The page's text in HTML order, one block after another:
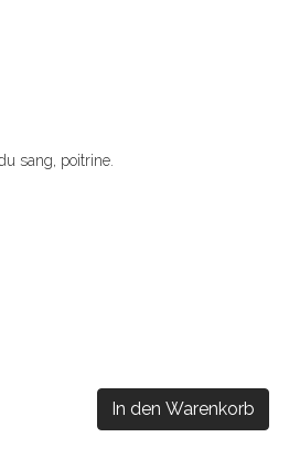
sang, poitrine.
In den Warenkorb